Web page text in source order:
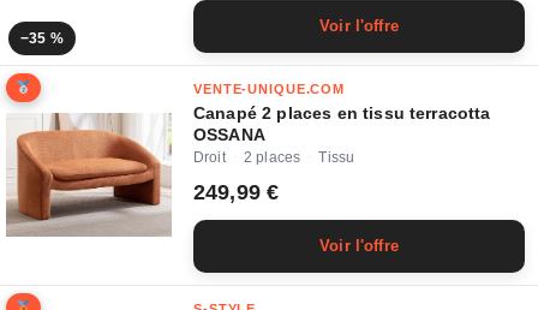
−35 %
Voir l'offre
VENTE-UNIQUE.COM
Canapé 2 places en tissu terracotta
OSSANA
Droit · 2 places · Tissu
249,99 €
Voir l'offre